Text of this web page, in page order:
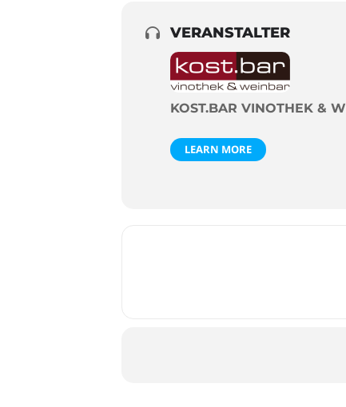
VERANSTALTER
KOST.BAR VINOTHEK &
LEARN MORE